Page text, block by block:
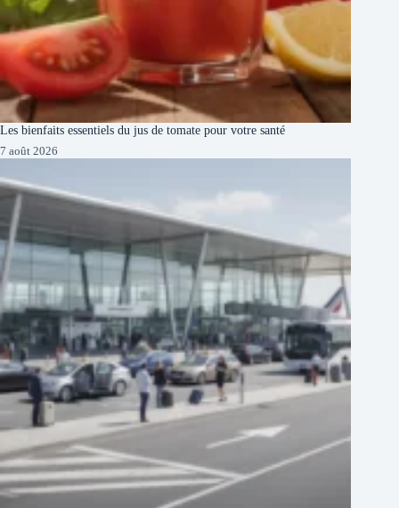
Les bienfaits essentiels du jus de tomate pour votre santé
7 août 2026